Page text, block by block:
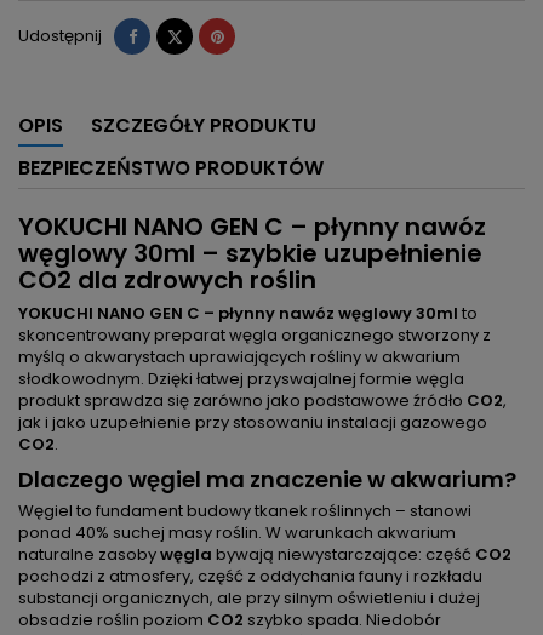
Udostępnij Udostępnij
TweetujPinterest
OPIS
SZCZEGÓŁY PRODUKTU
BEZPIECZEŃSTWO PRODUKTÓW
YOKUCHI NANO GEN C – płynny nawóz
węglowy 30ml – szybkie uzupełnienie
CO2 dla zdrowych roślin
YOKUCHI NANO GEN C – płynny nawóz węglowy 30ml to
skoncentrowany preparat węgla organicznego stworzony z
myślą o akwarystach uprawiających rośliny w akwarium
słodkowodnym. Dzięki łatwej przyswajalnej formie węgla
produkt sprawdza się zarówno jako podstawowe źródło CO2,
jak i jako uzupełnienie przy stosowaniu instalacji gazowego
CO2.
Dlaczego węgiel ma znaczenie w akwarium?
Węgiel to fundament budowy tkanek roślinnych – stanowi
ponad 40% suchej masy roślin. W warunkach akwarium
naturalne zasobywęgla bywają niewystarczające: część CO2
pochodzi z atmosfery, część z oddychania fauny i rozkładu
substancji organicznych, ale przy silnym oświetleniu i dużej
obsadzie roślin poziom CO2 szybko spada. Niedobór